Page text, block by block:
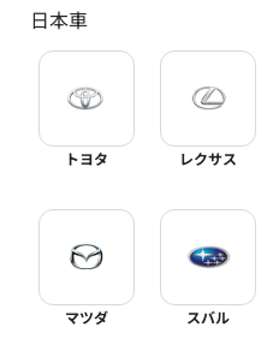
日本車
トヨタ レクサス
マツダ スバル